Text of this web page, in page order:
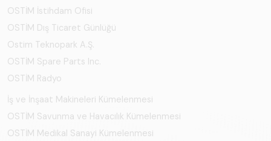
OSTİM İstihdam Ofisi
OSTİM Dış Ticaret Günlüğü
Ostim Teknopark A.Ş.
OSTİM Spare Parts Inc.
OSTİM Radyo
İş ve İnşaat Makineleri Kümelenmesi
OSTİM Savunma ve Havacılık Kümelenmesi
OSTİM Medikal Sanayi Kümelenmesi